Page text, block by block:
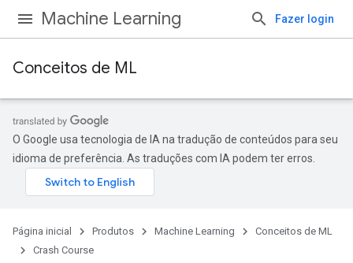
Machine Learning Fazer login
Conceitos de ML
O Google usa tecnologia de IA na tradução de conteúdos para seu
idioma de preferência. As traduções com IA podem ter erros.
Página inicial Produtos Machine Learning
Conceitos de ML
Crash Course